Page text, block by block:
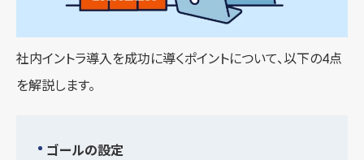
社内イントラ導入を成功に導くポイントについて、以下の4点
を解説します。
ゴールの設定